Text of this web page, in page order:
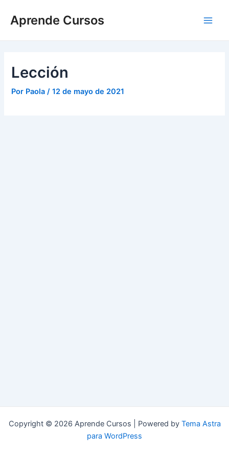
contenido
Aprende Cursos
Lección
Por Paola/12 de mayo de 2021
Copyright © 2026 Aprende Cursos | Powered by Tema Astra
para WordPress